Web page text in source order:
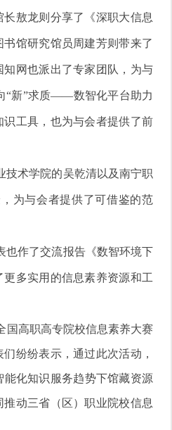
敖龙则分享了《深职大信息
馆研究馆员周建芳则带来了
网也派出了专家团队，为与
“新”求质——数智化平台助力
工具，也为与会者提供了前
技术学院的吴乾清以及南宁职
为与会者提供了可借鉴的范
也作了交流报告《数智环境下
多实用的信息素养资源和工
国高职高专院校信息素养大赛
纷纷表示，通过此次活动，
化知识服务趋势下馆藏资源
动三省（区）职业院校信息